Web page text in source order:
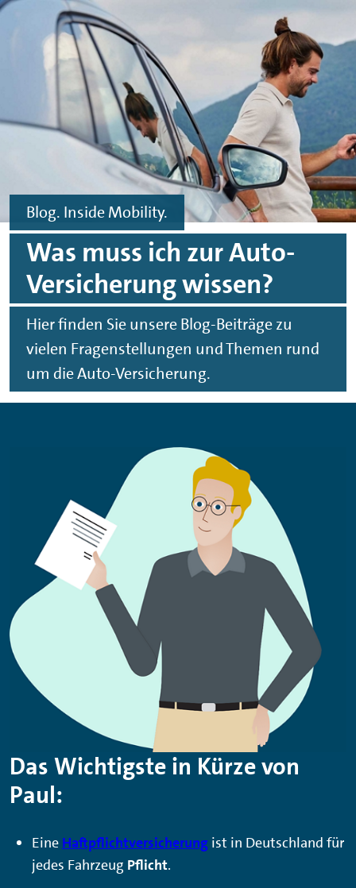
Zum Hauptinhalt springen
Zur Fußzeile springen
Blog. Inside Mobility.
Was muss ich zur Auto-
Versicherung wissen?
Hier finden Sie unsere Blog-Beiträge zu
vielen Fragenstellungen und Themen rund
um die Auto-Versicherung.
Das Wichtigste in Kürze von
Paul:
Eine Haftpflichtversicherung ist in Deutschland für
jedes Fahrzeug Pflicht.